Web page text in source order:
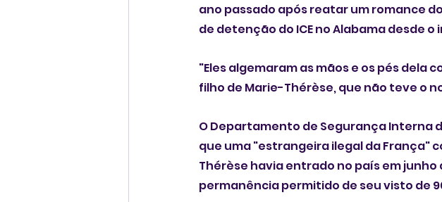
ano passado após reatar um romance
de detenção do ICE no Alabama desde o
"Eles algemaram as mãos e os pés dela
filho de Marie-Thérèse, que não teve o
O Departamento de Segurança Interna
que uma "estrangeira ilegal da França"
Thérèse havia entrado no país em
permanência permitido de seu visto de